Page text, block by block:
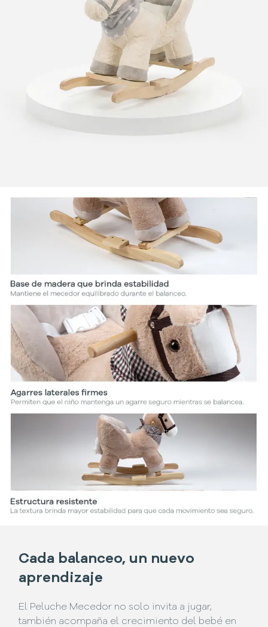
Cada balanceo, un nuevo
aprendizaje
El Peluche Mecedor no solo invita a jugar,
también acompaña el crecimiento del bebé en